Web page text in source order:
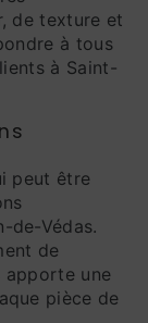
de texture et
à tous
à Saint-
peut être
de-Védas.
de
apporte une
pièce de